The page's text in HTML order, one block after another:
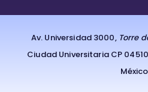
Av. Universidad 3000, Torre
Ciudad Universitaria CP
México